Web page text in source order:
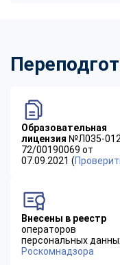
Образовательная
лицензия №Л035-
72/00190069 от
07.09.2021 (
Внесены в реестр
операторов
персональных
Роскомнадзора